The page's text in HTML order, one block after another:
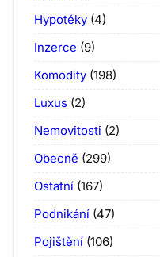
Hypotéky (4)
Inzerce (9)
Komodity (198)
Luxus (2)
Nemovitosti (2)
Obecně (299)
Ostatní (167)
Podnikání (47)
Pojištění (106)